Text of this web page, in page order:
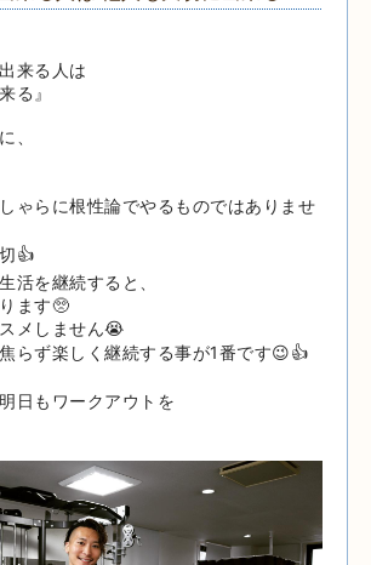
来る人は
る』
、
ゃらに根性論でやるものではありませ
👍
活を継続すると、
ます🥺
メしません😭
らず楽しく継続する事が1番です😉👍
日もワークアウトを